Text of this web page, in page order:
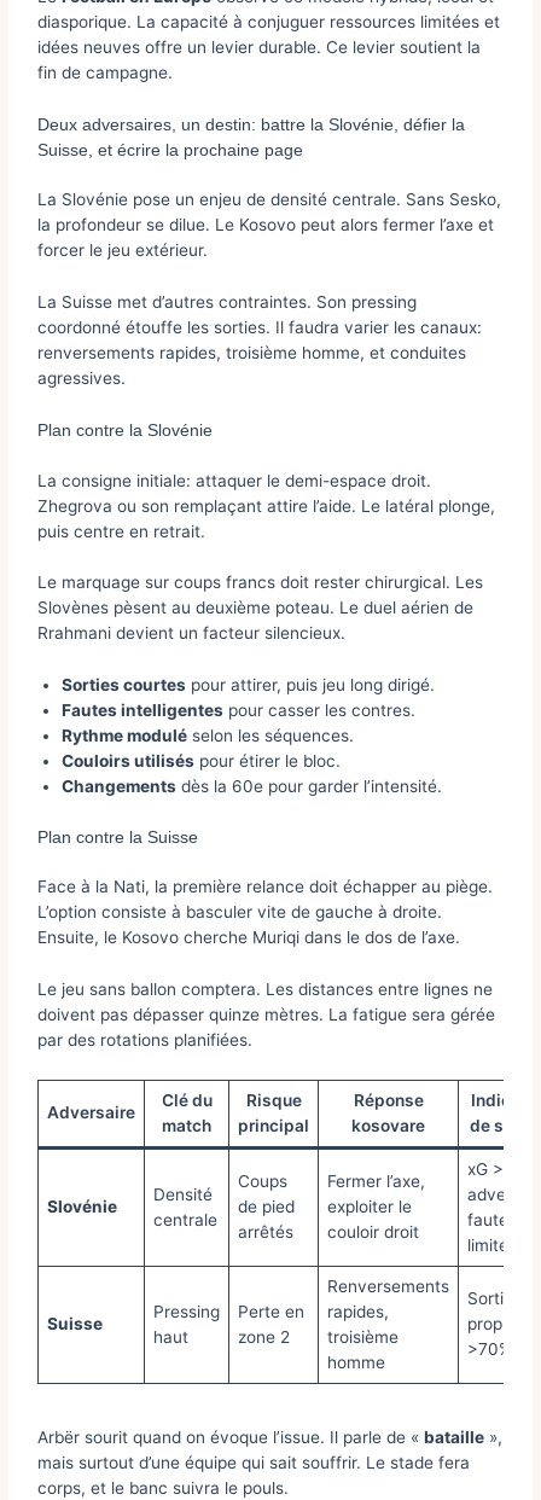
diasporique. La capacité à conjuguer ressources limitées et
idées neuves offre un levier durable. Ce levier soutient la
fin de campagne.
Deux adversaires, un destin: battre la Slovénie, défier la
Suisse, et écrire la prochaine page
La Slovénie pose un enjeu de densité centrale. Sans Sesko,
la profondeur se dilue. Le Kosovo peut alors fermer l’axe et
forcer le jeu extérieur.
La Suisse met d’autres contraintes. Son pressing
coordonné étouffe les sorties. Il faudra varier les canaux:
renversements rapides, troisième homme, et conduites
agressives.
Plan contre la Slovénie
La consigne initiale: attaquer le demi-espace droit.
Zhegrova ou son remplaçant attire l’aide. Le latéral plonge,
puis centre en retrait.
Le marquage sur coups francs doit rester chirurgical. Les
Slovènes pèsent au deuxième poteau. Le duel aérien de
Rrahmani devient un facteur silencieux.
Sorties courtes pour attirer, puis jeu long dirigé.
Fautes intelligentes pour casser les contres.
Rythme modulé selon les séquences.
Couloirs utilisés pour étirer le bloc.
Changements dès la 60e pour garder l’intensité.
Plan contre la Suisse
Face à la Nati, la première relance doit échapper au piège.
L’option consiste à basculer vite de gauche à droite.
Ensuite, le Kosovo cherche Muriqi dans le dos de l’axe.
Le jeu sans ballon comptera. Les distances entre lignes ne
doivent pas dépasser quinze mètres. La fatigue sera gérée
par des rotations planifiées.
Adversaire
Clé du
match
Risque
principal
Réponse
kosovare
de
Slovénie
Densité
centrale
Coups
de pied
arrêtés
Fermer l’axe,
exploiter le
couloir droit
xG >
fautes
limitées
Suisse
Pressing
haut
Perte en
zone 2
Renversements
rapides,
troisième
homme
Sorties
propres à
>70%
Arbër sourit quand on évoque l’issue. Il parle de «bataille »,
mais surtout d’une équipe qui sait souffrir. Le stade fera
corps, et le banc suivra le pouls.